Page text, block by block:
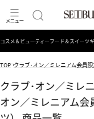
コスメ＆ビューティーフード＆スイーツ
TOP クラブ･オン／ミレニアム会員
クラブ･オン／ミレ
オン／ミレニアム